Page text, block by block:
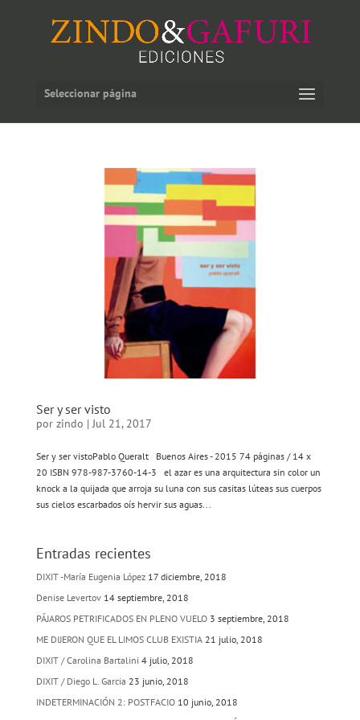
Seleccionar página
Ser y ser visto
por zindo | Jul 21, 2017
Ser y ser vistoPablo Queralt Buenos Aires - 2015 74 páginas / 14 x
20 ISBN 978-987-3760-14-3 el azar es una arquitectura sin color un
knock a la quijada que arroja su luna con sus casitas lúteas sus cuerpos
sus cielos escarbados oís hervir sus aguas...
Entradas recientes
DIXIT -María Eugenia López 17 diciembre, 2018
Denise Levertov 14 septiembre, 2018
PÁJAROS PETRIFICADOS EN PLENO VUELO 3 septiembre, 2018
ME DIJERON QUE EL LIMOS CLUB EXISTIA 21 julio, 2018
DIXIT / Carolina Bartalini 4 julio, 2018
DIXIT / Diego L. Garcia 23 junio, 2018
INDETERMINACIÓN 2: POSTFACIO 10 junio, 2018